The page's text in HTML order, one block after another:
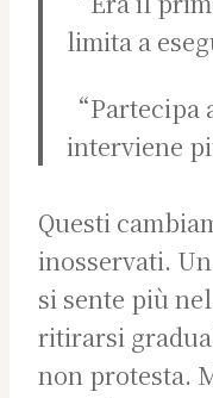
limita a
interviene
Questi
inosservati.
si sente più
ritirarsi
non protesta.